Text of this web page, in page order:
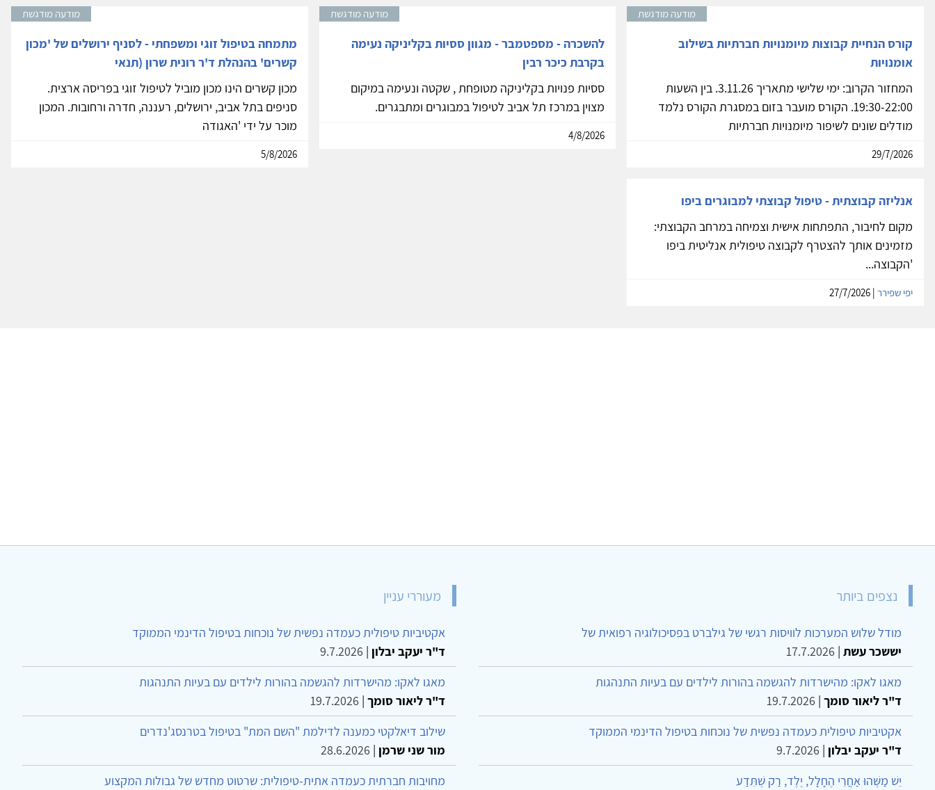
מודעה מודגשת
קורס הנחיית קבוצות מיומנויות חברתיות בשילוב
אומנויות
המחזור הקרוב: ימי שלישי מתאריך 3.11.26. בין השעות
19:30-22:00. הקורס מועבר בזום במסגרת הקורס נלמד
מודלים שונים לשיפור מיומנויות חברתיות
29/7/2026
מודעה מודגשת
להשכרה - מספטמבר - מגוון ססיות בקליניקה נעימה
בקרבת כיכר רבין
ססיות פנויות בקליניקה מטופחת , שקטה ונעימה במיקום
מצוין במרכז תל אביב לטיפול במבוגרים ומתבגרים.
4/8/2026
מודעה מודגשת
מתמחה בטיפול זוגי ומשפחתי - לסניף ירושלים של 'מכון
קשרים' בהנהלת ד'ר רונית שרון (תנאי
מכון קשרים הינו מכון מוביל לטיפול זוגי בפריסה ארצית.
סניפים בתל אביב, ירושלים, רעננה, חדרה ורחובות. המכון
מוכר על ידי 'האגודה
5/8/2026
אנליזה קבוצתית - טיפול קבוצתי למבוגרים ביפו
מקום לחיבור, התפתחות אישית וצמיחה במרחב הקבוצתי:
מזמינים אותך להצטרף לקבוצה טיפולית אנליטית ביפו
'הקבוצה...
יפי שפירר
נצפים ביותר
מודל שלוש המערכות לוויסות רגשי של גילברט בפסיכולוגיה רפואית של
יששכר עשת |
17.7.2026
מאגו לאקו: מהישרדות להגשמה בהורות לילדים עם בעיות התנהגות
ד"ר ליאור סומך |
19.7.2026
אקטיביות טיפולית כעמדה נפשית של נוכחות בטיפול הדינמי הממוקד
ד"ר יעקב יבלון |
9.7.2026
יֵשׁ מַשֶּׁהוּ אַחֲרֵי הֶחָלָל, יֶלֶד, רַק שֶׁתֵּדַע
מעוררי עניין
אקטיביות טיפולית כעמדה נפשית של נוכחות בטיפול הדינמי הממוקד
ד"ר יעקב יבלון |
9.7.2026
מאגו לאקו: מהישרדות להגשמה בהורות לילדים עם בעיות התנהגות
ד"ר ליאור סומך |
19.7.2026
שילוב דיאלקטי כמענה לדילמת "השם המת" בטיפול בטרנסג'נדרים
מור שני שרמן |
28.6.2026
מחויבות חברתית כעמדה אתית-טיפולית: שרטוט מחדש של גבולות המקצוע